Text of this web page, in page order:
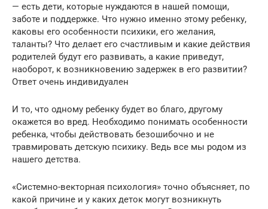
— есть дети, которые нуждаются в нашей помощи,
заботе и поддержке. Что нужно именно этому ребенку,
каковы его особенности психики, его желания,
таланты? Что делает его счастливым и какие действия
родителей будут его развивать, а какие приведут,
наоборот, к возникновению задержек в его развитии?
Ответ очень индивидуален
И то, что одному ребенку будет во благо, другому
окажется во вред. Необходимо понимать особенности
ребенка, чтобы действовать безошибочно и не
травмировать детскую психику. Ведь все мы родом из
нашего детства.
«Системно-векторная психология» точно объясняет, по
какой причине и у каких деток могут возникнуть